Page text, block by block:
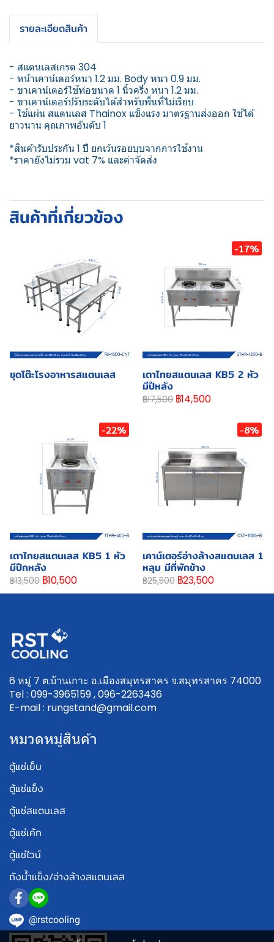
รายละเอียดสินค้า
- สแตนเลสเกรด 304
- หน้าเคาน์เตอร์หนา 1.2 มม. Body หนา 0.9 มม.
- ขาเคาน์เตอร์ใช้ท่อขนาด 1 นิ้วครึ่ง หนา 1.2 มม.
- ขาเคาน์เตอร์ปรับระดับได้สำหรับพื้นที่ไม่เรียบ
- ใช้แผ่น สแตนเลส Thainox แข็งแรง มาตรฐานส่งออก ใช้ได้
ยาวนาน คุณภาพอันดับ 1
*สินค้ารับประกัน 1 ปี ยกเว้นรอยบุบจากการใช้งาน
*ราคายังไม่รวม vat 7% และค่าจัดส่ง
สินค้าที่เกี่ยวข้อง
ชุดโต๊ะโรงอาหารสแตนเลส
-17%
เตาไทยสแตนเลส KB5 2 หัว
มีปีหลัง
฿17,500 ฿14,500
-22%
เตาไทยสแตนเลส KB5 1 หัว
มีปีกหลัง
฿13,500 ฿10,500
-8%
เคาน์เตอร์อ่างล้างสแตนเลส 1
หลุม มีที่พักข้าง
฿25,500 ฿23,500
6 หมู่ 7 ต.บ้านเกาะ อ.เมืองสมุทรสาคร จ.สมุทรสาคร 74000
Tel : 099-3965159 , 096-2263436
E-mail : rungstand@gmail.com
หมวดหมู่สินค้า
ตู้แช่เย็น
ตู้แช่แข็ง
ตู้แช่สแตนเลส
ตู้แช่เค้ก
ตู้แช่ไวน์
ถังน้ำแข็ง/อ่างล้างสแตนเลส
@rstcooling